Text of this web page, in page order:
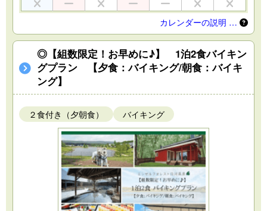
カレンダーの説明 …
◎【組数限定！お早めに♪】 1泊2食バイキン
グプラン 【夕食：バイキング/朝食：バイキ
ング】
２食付き（夕朝食） バイキング